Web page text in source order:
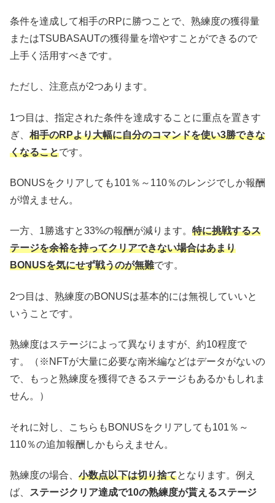
条件を達成して相手のRPに勝つことで、熟練度の獲得量
またはTSUBASAUTの獲得量を増やすことができるので
上手く活用すべきです。
ただし、注意点が2つあります。
1つ目は、指定された条件を達成することに重点を置きす
ぎ、 相手のRPより大幅に自分のコマンドを使い3勝できな
くなることです。
BONUSをクリアしても101％～110％のレンジでしか報酬
が増えません。
一方、1勝逃すと33%の報酬が減ります。 特に挑戦するス
テージを余裕を持ってクリアできない場合はあまり
BONUSを気にせず戦うのが無難です。
2つ目は、熟練度のBONUSは基本的には無視していいと
いうことです。
熟練度はステージによって異なりますが、約10程度で
す。（※NFTが大量に必要な南米編などはデータがないの
で、もっと熟練度を獲得できるステージもあるかもしれま
せん。）
それに対し、こちらもBONUSをクリアしても101％～
110％の追加報酬しかもらえません。
熟練度の場合、 小数点以下は切り捨てとなります。例え
ば、
ステージクリア達成で10の熟練度が貰えるステージ